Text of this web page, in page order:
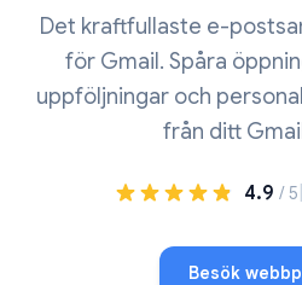
Det kraftfullaste e-
för Gmail. Spåra
uppföljningar och
från ditt
4.9 / 5
Besök